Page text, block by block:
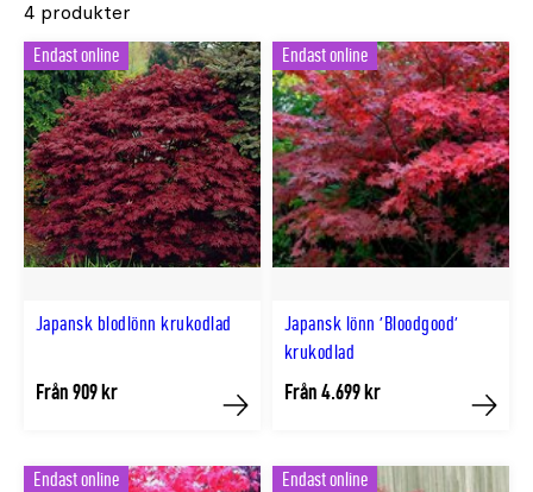
4 produkter
Japansk blodlönn krukodlad
Endast online
Från 909 kr
Köp
Japansk lönn 'Bloodgood'
krukodlad
Endast online
Från 4.699 kr
Köp
Endast online Endast online